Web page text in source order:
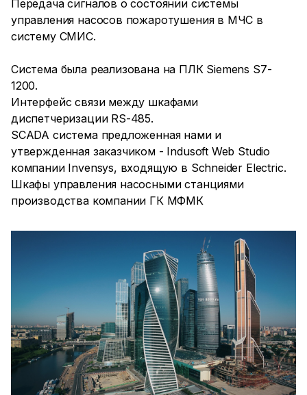
Передача сигналов о состоянии системы
управления насосов пожаротушения в МЧС в
систему СМИС.
Система была реализована на ПЛК Siemens S7-
1200.
Интерфейс связи между шкафами
диспетчеризации RS-485.
SCADA система предложенная нами и
утвержденная заказчиком - Indusoft Web Studio
компании Invensys, входящую в Schneider Electric.
Шкафы управления насосными станциями
производства компании ГК МФМК